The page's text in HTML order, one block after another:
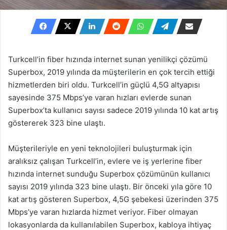
Turkcell’in fiber hızında internet sunan yenilikçi çözümü
Superbox, 2019 yılında da müşterilerin en çok tercih ettiği
hizmetlerden biri oldu. Turkcell’in güçlü 4,5G altyapısı
sayesinde 375 Mbps’ye varan hızları evlerde sunan
Superbox’ta kullanıcı sayısı sadece 2019 yılında 10 kat artış
göstererek 323 bine ulaştı.
Müşterileriyle en yeni teknolojileri buluşturmak için
aralıksız çalışan Turkcell’in, evlere ve iş yerlerine fiber
hızında internet sunduğu Superbox çözümünün kullanıcı
sayısı 2019 yılında 323 bine ulaştı. Bir önceki yıla göre 10
kat artış gösteren Superbox, 4,5G şebekesi üzerinden 375
Mbps’ye varan hızlarda hizmet veriyor. Fiber olmayan
lokasyonlarda da kullanılabilen Superbox, kabloya ihtiyaç